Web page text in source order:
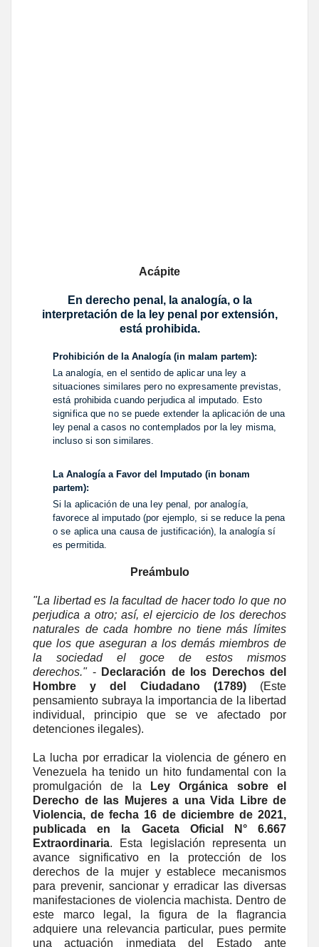
Acápite
En derecho penal, la analogía, o la
interpretación de la ley penal por extensión,
está prohibida.
Prohibición de la Analogía (in malam partem):
La analogía, en el sentido de aplicar una ley a
situaciones similares pero no expresamente previstas,
está prohibida cuando perjudica al imputado. Esto
significa que no se puede extender la aplicación de una
ley penal a casos no contemplados por la ley misma,
incluso si son similares.
La Analogía a Favor del Imputado (in bonam
partem):
Si la aplicación de una ley penal, por analogía,
favorece al imputado (por ejemplo, si se reduce la pena
o se aplica una causa de justificación), la analogía sí
es permitida.
Preámbulo
"La libertad es la facultad de hacer todo lo que no
perjudica a otro; así, el ejercicio de los derechos
naturales de cada hombre no tiene más límites
que los que aseguran a los demás miembros de
la sociedad el goce de estos mismos
derechos."- Declaración de los Derechos del
Hombre y del Ciudadano (1789)(Este
pensamiento subraya la importancia de la libertad
individual, principio que se ve afectado por
detenciones ilegales).
La lucha por erradicar la violencia de género en
Venezuela ha tenido un hito fundamental con la
promulgación de la
Ley Orgánica sobre el
Derecho de las Mujeres a una Vida Libre de
Violencia, de fecha 16 de diciembre de 2021,
publicada en la Gaceta Oficial N° 6.667
Extraordinaria. Esta legislación representa un
avance significativo en la protección de los
derechos de la mujer y establece mecanismos
para prevenir, sancionar y erradicar las diversas
manifestaciones de violencia machista. Dentro de
este marco legal, la figura de la flagrancia
adquiere una relevancia particular, pues permite
una actuación inmediata del Estado ante